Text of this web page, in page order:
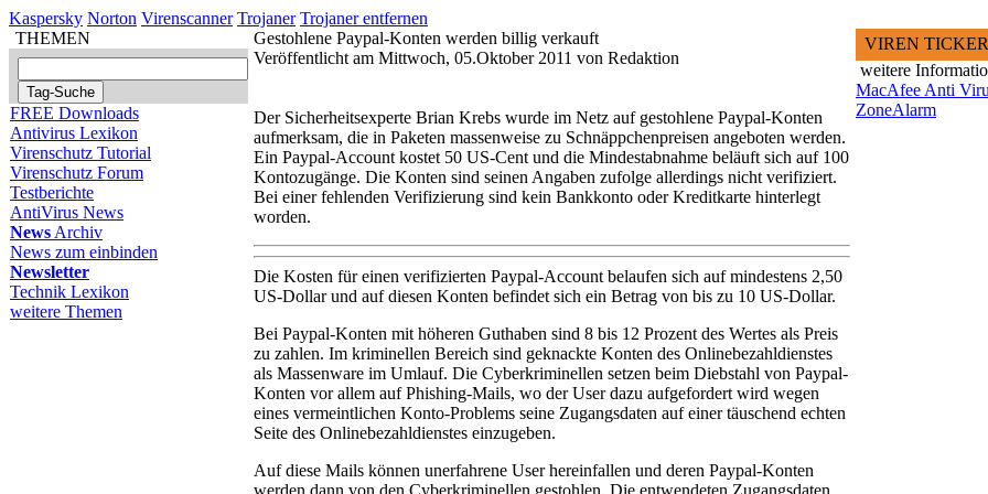
Kaspersky Norton Virenscanner Trojaner Trojaner entfernen
THEMEN
FREE Downloads
Antivirus Lexikon
Virenschutz Tutorial
Virenschutz Forum
Testberichte
AntiVirus News
News Archiv
News zum einbinden
Newsletter
Technik Lexikon
weitere Themen
Gestohlene Paypal-Konten werden billig verkauft
Veröffentlicht am Mittwoch, 05.Oktober 2011 von Redaktion
Der Sicherheitsexperte Brian Krebs wurde im Netz auf gestohlene Paypal-Konten
aufmerksam, die in Paketen massenweise zu Schnäppchenpreisen angeboten werden.
Ein Paypal-Account kostet 50 US-Cent und die Mindestabnahme beläuft sich auf 100
Kontozugänge. Die Konten sind seinen Angaben zufolge allerdings nicht verifiziert.
Bei einer fehlenden Verifizierung sind kein Bankkonto oder Kreditkarte hinterlegt
worden.
Die Kosten für einen verifizierten Paypal-Account belaufen sich auf mindestens 2,50
US-Dollar und auf diesen Konten befindet sich ein Betrag von bis zu 10 US-Dollar.
Bei Paypal-Konten mit höheren Guthaben sind 8 bis 12 Prozent des Wertes als Preis
zu zahlen. Im kriminellen Bereich sind geknackte Konten des Onlinebezahldienstes
als Massenware im Umlauf. Die Cyberkriminellen setzen beim Diebstahl von Paypal-
Konten vor allem auf Phishing-Mails, wo der User dazu aufgefordert wird wegen
eines vermeintlichen Konto-Problems seine Zugangsdaten auf einer täuschend echten
Seite des Onlinebezahldienstes einzugeben.
Auf diese Mails können unerfahrene User hereinfallen und deren Paypal-Konten
werden dann von den Cyberkriminellen gestohlen. Die entwendeten Zugangsdaten
VIREN TICKER
weitere
MacAfee Anti
ZoneAlarm